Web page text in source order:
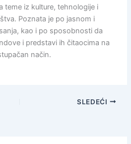
teme iz kulture, tehnologije i
Poznata je po jasnom i
kao i po sposobnosti da
i predstavi ih čitaocima na
način.
SLEDEĆI